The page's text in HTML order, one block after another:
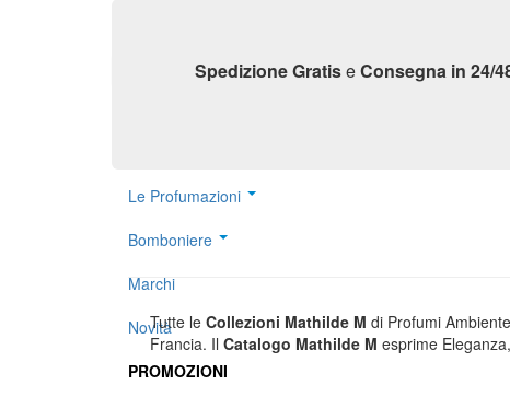
Le Profumazioni
Bomboniere
Marchi
Novità
PROMOZIONI
Spedizione GratiseConsegna in 24/
Tutte le Collezioni Mathilde M di Profumi
Francia. Il Catalogo Mathilde M esprime